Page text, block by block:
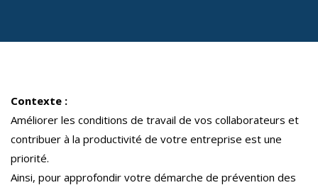
Contexte :
Améliorer les conditions de travail de vos collaborateurs et
contribuer à la productivité de votre entreprise est une
priorité.
Ainsi, pour approfondir votre démarche de prévention des